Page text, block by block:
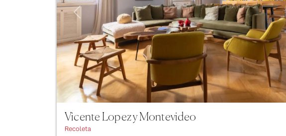
Previous
Vicente Lopez y Montevideo
Recoleta